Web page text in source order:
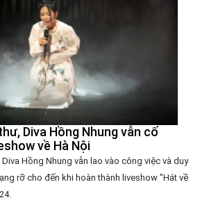
Diva Hồng Nhung vẫn cố
về Hà Nội
Hồng Nhung vẫn lao vào công việc và duy
rỡ cho đến khi hoàn thành liveshow "Hát về